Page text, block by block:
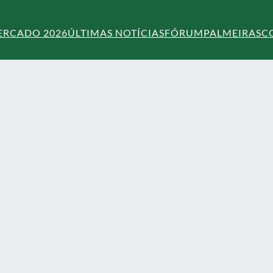
2026ÚLTIMAS NOTÍCIASFÓRUMPALMEIRAS